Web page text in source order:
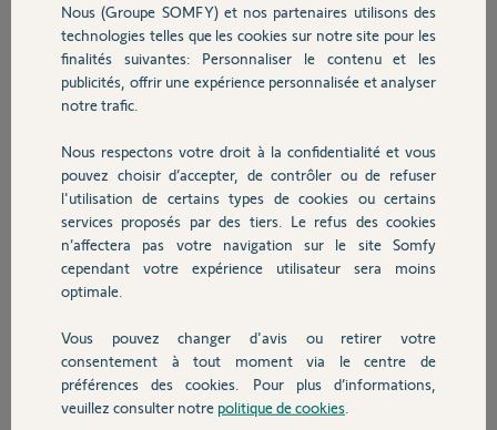
Sécurité
Domotique
Chauffage
Autres produits
Devis avec un pro
Contact
Christophe D.
il y a presque 8 ans
Participer au fil de discussion
Réponses
Bonjour Christophe,
Dans le menu configuration de l'interface TaHoma, vous devez
paramétrer le scénario à jouer sur chaque touche de votre
l'appui sur le bouton désactivation de la télécommande.
Bonne journée,
Thomas M. il y a presque 8 ans
Nous (Groupe SOMFY) et nos partenaires utilisons des
technologies telles que les cookies sur notre site pour les
finalités suivantes: Personnaliser le contenu et les
publicités, offrir une expérience personnalisée et analyser
notre trafic.
Nous respectons votre droit à la confidentialité et vous
pouvez choisir d’accepter, de contrôler ou de refuser
l'utilisation de certains types de cookies ou certains
services proposés par des tiers. Le refus des cookies
n’affectera pas votre navigation sur le site Somfy
cependant votre expérience utilisateur sera moins
optimale.
Vous pouvez changer d'avis ou retirer votre
consentement à tout moment via le centre de
préférences des cookies. Pour plus d’informations,
veuillez consulter notre politique de cookies